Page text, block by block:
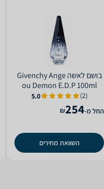
בושם לאשה Givenchy Ange
ou Demon E.D.P 100ml
(2)
5.0
החל מ-254
₪
השוואת מחירים